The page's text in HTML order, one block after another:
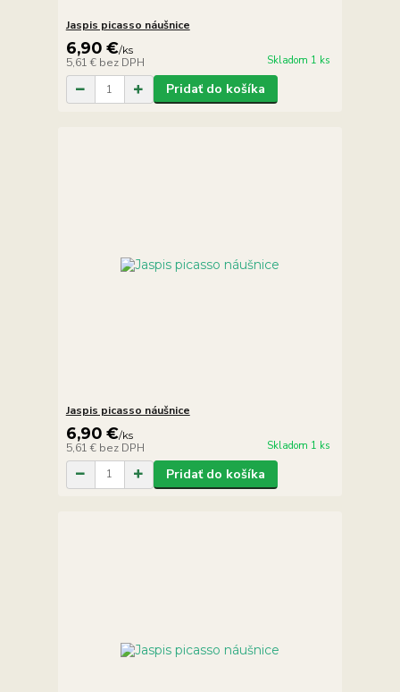
Jaspis picasso náušnice
6,90 €/ks
5,61 € bez DPH Skladom 1 ks
Pridať do košíka
Jaspis picasso náušnice
6,90 €/ks
5,61 € bez DPH Skladom 1 ks
Pridať do košíka